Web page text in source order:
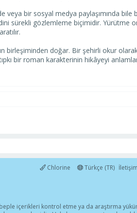
veya bir sosyal medya paylaşımında
sürekli gözlemleme biçimidir. Yürütme
birleşiminden doğar. Bir şehirli okur
bir roman karakterinin hikâyeyi
Chlorine Türkçe (TR) İletişim
içerikleri kontrol etme ya da araştırma